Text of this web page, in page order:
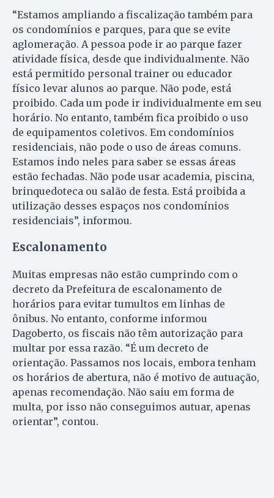
“Estamos ampliando a fiscalização também para
os condomínios e parques, para que se evite
aglomeração. A pessoa pode ir ao parque fazer
atividade física, desde que individualmente. Não
está permitido personal trainer ou educador
físico levar alunos ao parque. Não pode, está
proibido. Cada um pode ir individualmente em seu
horário. No entanto, também fica proibido o uso
de equipamentos coletivos. Em condomínios
residenciais, não pode o uso de áreas comuns.
Estamos indo neles para saber se essas áreas
estão fechadas. Não pode usar academia, piscina,
brinquedoteca ou salão de festa. Está proibida a
utilização desses espaços nos condomínios
residenciais”, informou.
Escalonamento
Muitas empresas não estão cumprindo com o
decreto da Prefeitura de escalonamento de
horários para evitar tumultos em linhas de
ônibus. No entanto, conforme informou
Dagoberto, os fiscais não têm autorização para
multar por essa razão. “É um decreto de
orientação. Passamos nos locais, embora tenham
os horários de abertura, não é motivo de autuação,
apenas recomendação. Não saiu em forma de
multa, por isso não conseguimos autuar, apenas
orientar”, contou.